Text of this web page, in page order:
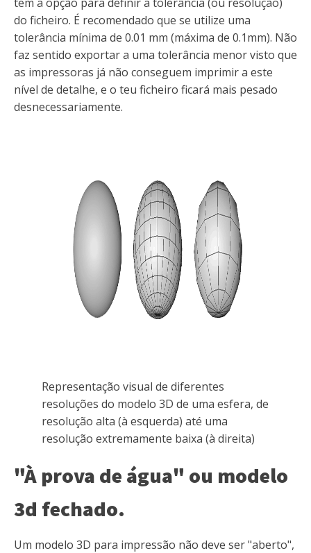
do ficheiro. É recomendado que se utilize uma
tolerância mínima de 0.01 mm (máxima de 0.1mm). Não
faz sentido exportar a uma tolerância menor visto que
as impressoras já não conseguem imprimir a este
nível de detalhe, e o teu ficheiro ficará mais pesado
desnecessariamente.
Representação visual de diferentes
resoluções do modelo 3D de uma esfera, de
resolução alta (à esquerda) até uma
resolução extremamente baixa (à direita)
"À prova de água" ou modelo
3d fechado.
Um modelo 3D para impressão não deve ser "aberto",